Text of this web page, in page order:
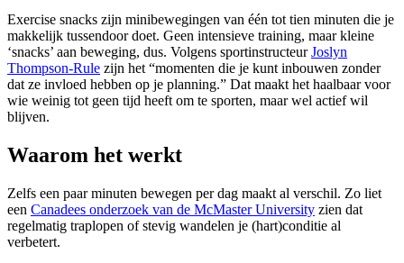
Exercise snacks zijn minibewegingen van één tot tien minuten die je
makkelijk tussendoor doet. Geen intensieve training, maar kleine
‘snacks’ aan beweging, dus. Volgens sportinstructeurJoslyn
Thompson-Rule zijn het “momenten die je kunt inbouwen zonder
dat ze invloed hebben op je planning.” Dat maakt het haalbaar voor
wie weinig tot geen tijd heeft om te sporten, maar wel actief wil
blijven.
Waarom het werkt
Zelfs een paar minuten bewegen per dag maakt al verschil. Zo liet
een Canadees onderzoek van de McMaster University zien dat
regelmatig traplopen of stevig wandelen je (hart)conditie al
verbetert.